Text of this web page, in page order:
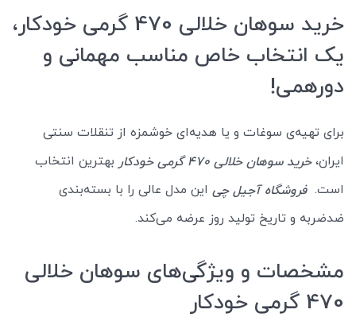
خرید سوهان خلالی 470 گرمی خودکار،
یک انتخاب خاص مناسب مهمانی و
دورهمی!
برای تهیه‌ی سوغات و یا هدیه‌ای خوشمزه از تنقلات سنتی
ایران،خرید سوهان خلالی 470 گرمی خودکار
بهترین انتخاب
است.فروشگاه آجیل چی این مدل عالی را با بسته‌بندی
ضدضربه و تاریخ تولید روز عرضه می‌کند.
مشخصات و ویژگی‌های سوهان خلالی
470 گرمی خودکار